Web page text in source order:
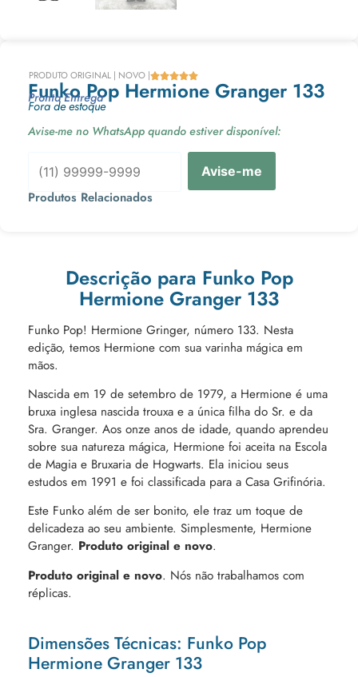
PRODUTO ORIGINAL | NOVO |
Funko Pop Hermione Granger 133
Pronta Entrega
Fora de estoque
Avise-me no WhatsApp quando estiver disponível:
Avise-me
Produtos Relacionados
Descrição para Funko Pop
Hermione Granger 133
Funko Pop! Hermione Gringer, número 133. Nesta
edição, temos Hermione com sua varinha mágica em
mãos.
Nascida em 19 de setembro de 1979, a Hermione é uma
bruxa inglesa nascida trouxa e a única filha do Sr. e da
Sra. Granger. Aos onze anos de idade, quando aprendeu
sobre sua natureza mágica, Hermione foi aceita na Escola
de Magia e Bruxaria de Hogwarts. Ela iniciou seus
estudos em 1991 e foi classificada para a Casa Grifinória.
Este Funko além de ser bonito, ele traz um toque de
delicadeza ao seu ambiente. Simplesmente, Hermione
Granger. Produto original e novo.
Produto original e novo. Nós não trabalhamos com
réplicas.
Dimensões Técnicas: Funko Pop
Hermione Granger 133